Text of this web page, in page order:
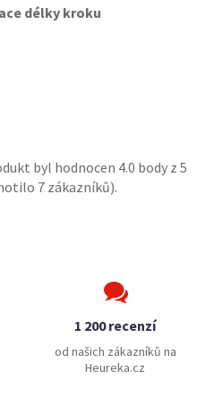
délky kroku
byl hodnocen 4.0 body z 5
7zákazníků).
1 200 recenzí
od našich zákazníků na
Heureka.cz